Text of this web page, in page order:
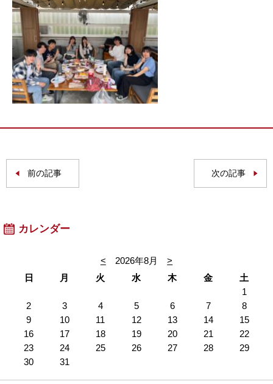
前の記事 次の記事
カレンダー
< 2026年8月
>
日
月 火 水 木 金
土
1
2
3 4 5 6 7
8
9
10 11 12 13 14
15
16
17 18 19 20 21
22
23
24 25 26 27 28
29
30
31